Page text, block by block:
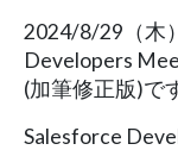
2024/8/29（木
Developers
(加筆修正版)で
Salesforce